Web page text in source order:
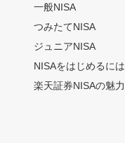
一般NISA
つみたてNISA
ジュニアNISA
NISAをはじめるには
楽天証券NISAの魅力